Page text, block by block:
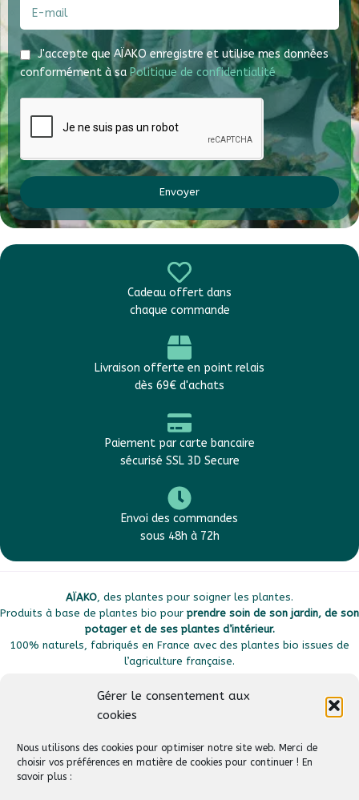
Gérer le consentement aux
cookies
Nous utilisons des cookies pour optimiser notre site web. Merci de
choisir vos préférences en matière de cookies pour continuer ! En
savoir plus :
J'accepte que AÏAKO enregistre et utilise mes données
conformément à sa Politique de confidentialité
Envoyer
Cadeau offert dans
chaque commande
Livraison offerte en point relais
dès 69€ d'achats
Paiement par carte bancaire
sécurisé SSL 3D Secure
Envoi des commandes
sous 48h à 72h
AÏAKO , des plantes pour soigner les plantes.
Produits à base de plantes bio pour prendre soin de son jardin, de son
potager et de ses plantes d’intérieur.
100% naturels, fabriqués en France avec des plantes bio issues de
l’agriculture française.
Liens utiles
Suivez-nous